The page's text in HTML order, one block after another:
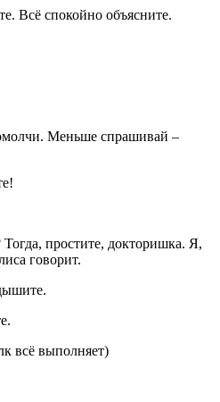
Всё спокойно объясните.
Меньше спрашивай –
простите, докторишка. Я,
говорит.
всё выполняет)